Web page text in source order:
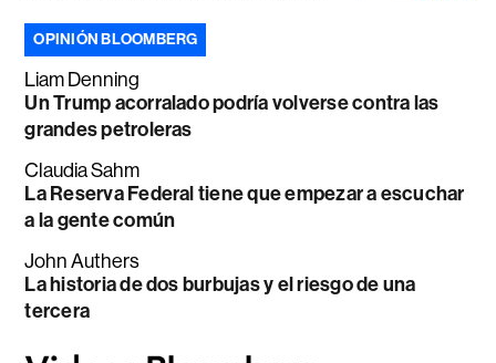
OPINIÓN BLOOMBERG
Liam Denning
Un Trump acorralado podría volverse contra las
grandes petroleras
Claudia Sahm
La Reserva Federal tiene que empezar a escuchar
a la gente común
John Authers
La historia de dos burbujas y el riesgo de una
tercera